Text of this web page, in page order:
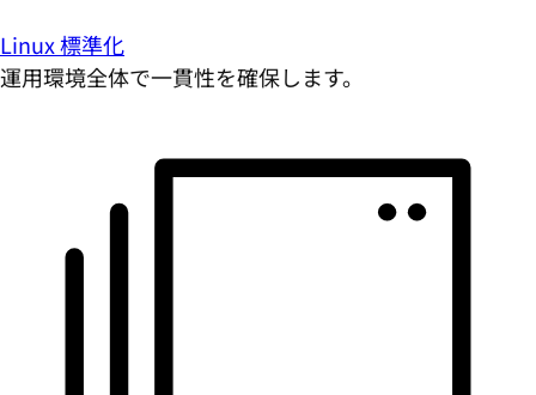
Linux 標準化
運用環境全体で一貫性を確保します。